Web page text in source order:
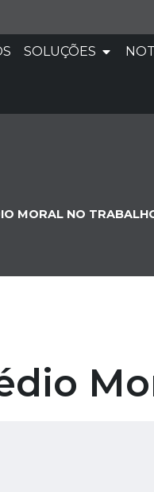
SOLUÇÕES
MORAL NO